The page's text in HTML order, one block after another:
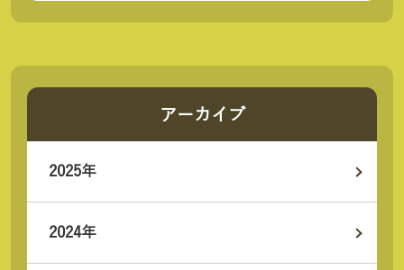
アーカイブ
2025年
2024年